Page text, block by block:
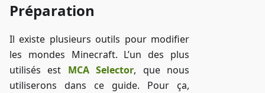
Préparation
Il existe plusieurs outils pour modifier
les mondes Minecraft. L’un des plus
utilisés est MCA Selector, que nous
utiliserons dans ce guide. Pour ça,